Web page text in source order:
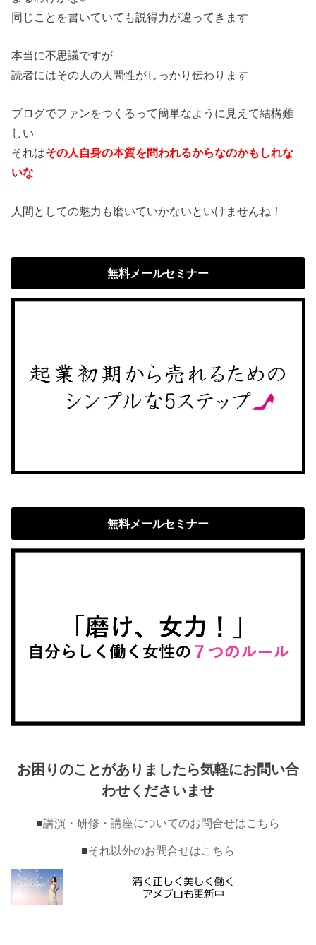
同じことを書いていても説得力が違ってきます
本当に不思議ですが
読者にはその人の人間性がしっかり伝わります
ブログでファンをつくるって簡単なように見えて結構難
しい
それはその人自身の本質を問われるからなのかもしれな
いな
人間としての魅力も磨いていかないといけませんね！
無料メールセミナー
無料メールセミナー
お困りのことがありましたら気軽にお問い合
わせくださいませ
■講演・研修・講座についてのお問合せはこちら
■それ以外のお問合せはこちら